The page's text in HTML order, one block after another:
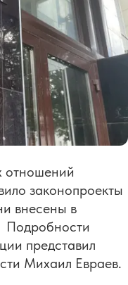
отношений
законопроекты
внесены в
Подробности
представил
Михаил Евраев.